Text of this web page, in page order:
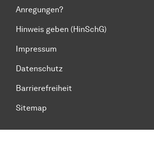
Anregungen?
Hinweis geben (HinSchG)
Impressum
Datenschutz
Barrierefreiheit
Sitemap